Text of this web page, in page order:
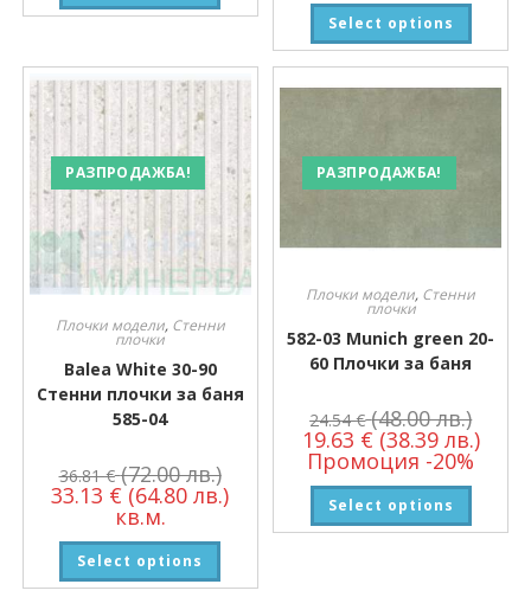
Select options
РАЗПРОДАЖБА!
Плочки модели, Стенни
плочки
Balea White 30-90
Стенни плочки за баня
585-04
36.81€ (72.00 лв.)
33.13 € (64.80 лв.)
кв.м.
Select options
РАЗПРОДАЖБА!
Плочки модели, Стенни
плочки
582-03 Munich green 20-
60 Плочки за баня
24.54€ (48.00 лв.)
19.63 € (38.39 лв.)
Промоция -20%
Select options